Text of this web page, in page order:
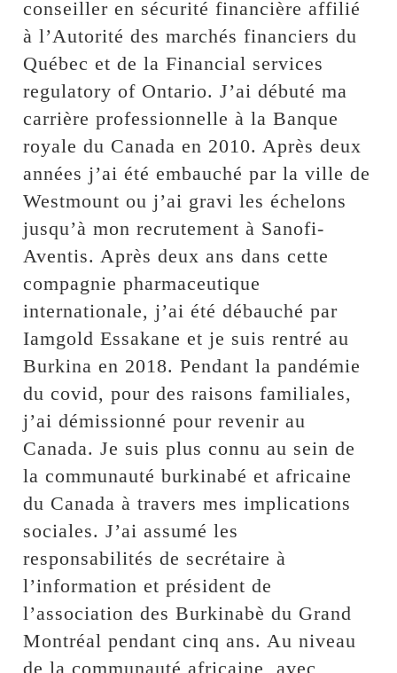
conseiller en sécurité financière affilié
à l’Autorité des marchés financiers du
Québec et de la Financial services
regulatory of Ontario. J’ai débuté ma
carrière professionnelle à la Banque
royale du Canada en 2010. Après deux
années j’ai été embauché par la ville de
Westmount ou j’ai gravi les échelons
jusqu’à mon recrutement à Sanofi-
Aventis. Après deux ans dans cette
compagnie pharmaceutique
internationale, j’ai été débauché par
Iamgold Essakane et je suis rentré au
Burkina en 2018. Pendant la pandémie
du covid, pour des raisons familiales,
j’ai démissionné pour revenir au
Canada. Je suis plus connu au sein de
la communauté burkinabé et africaine
du Canada à travers mes implications
sociales. J’ai assumé les
responsabilités de secrétaire à
l’information et président de
l’association des Burkinabè du Grand
Montréal pendant cinq ans. Au niveau
de la communauté africaine, avec